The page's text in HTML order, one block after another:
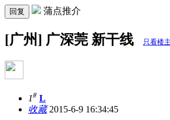
回复 蒲点推介
[广州] 广深莞 新干线 只看楼主
1# L
收藏2015-6-9 16:34:45